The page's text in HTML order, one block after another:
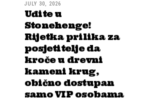
JULY 30, 2026
Uđite u
Stonehenge!
Rijetka prilika za
posjetitelje da
kroče u drevni
kameni krug,
obično dostupan
samo VIP osobama